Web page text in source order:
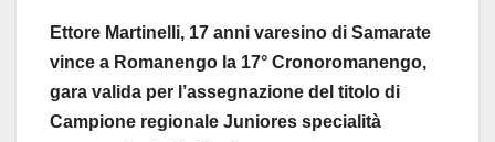
Ettore Martinelli, 17 anni varesino di Samarate
vince a Romanengo la 17° Cronoromanengo,
gara valida per l’assegnazione del titolo di
Campione regionale Juniores specialità